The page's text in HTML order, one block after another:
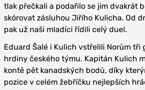
tlak přečkali a podařilo se jim dvakrát
skórovat zásluhou Jiřího Kulicha. Od
pak už naši mladíci řídili celý duel.
Eduard Šalé i Kulich vstřelili Norům tři
hrdiny českého týmu. Kapitán Kulich
kontě pět kanadských bodů, díky
pozice v celém žebříčku nejlepších